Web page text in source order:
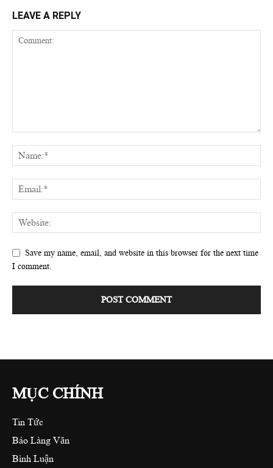
LEAVE A REPLY
Save my name, email, and website in this browser for the next time
I comment.
MỤC CHÍNH
Tin Tức
Báo Làng Văn
Bình Luận